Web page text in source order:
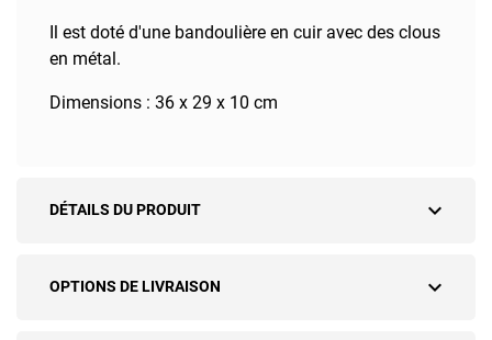
Il est doté d'une bandoulière en cuir avec des clous
en métal.
Dimensions : 36 x 29 x 10 cm
expand_more
DÉTAILS DU PRODUIT
expand_more
OPTIONS DE LIVRAISON